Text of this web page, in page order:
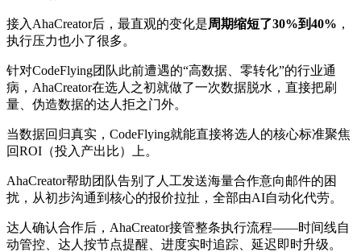
接入AhaCreator后，最直观的变化是周期缩短了30%到40% ，
执行压力也小了很多。
针对CodeFlying团队此前遭遇的“高数据、零转化”的行业通
病，AhaCreator在选人之初就做了一次数据脱水，直接把刷
量、伪造数据的达人拒之门外。
当数据回归真实，CodeFlying就能直接将选人的核心标准聚焦
回ROI（投入产出比）上。
AhaCreator帮助团队告别了人工发送海量合作意向邮件的困
扰，从初步沟通到核心的报价拉扯，全部由AI自动化代劳。
达人确认合作后，AhaCreator接管整条执行流程——时间线自
动管控、达人按节点提醒、进度实时追踪、延迟即时升级。